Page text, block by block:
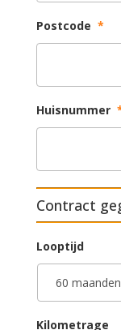
Postcode *
Huisnummer
Contract
Looptijd
Kilometrage